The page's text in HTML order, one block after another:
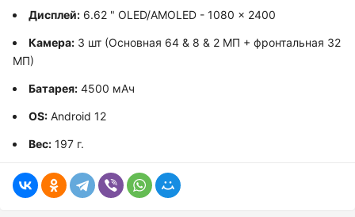
Дисплей: 6.62 " OLED/AMOLED - 1080 x 2400
Камера: 3 шт (Основная 64 & 8 & 2 МП + фронтальная 32
МП)
Батарея: 4500 мАч
OS: Android 12
Вес: 197 г.